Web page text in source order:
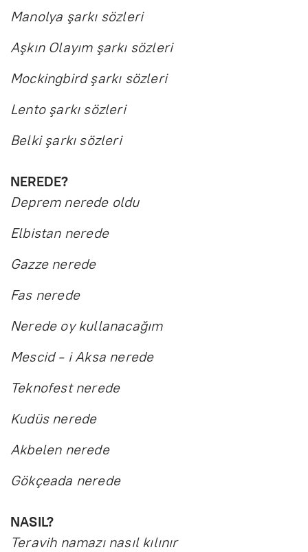
Manolya şarkı sözleri
Aşkın Olayım şarkı sözleri
Mockingbird şarkı sözleri
Lento şarkı sözleri
Belki şarkı sözleri
NEREDE?
Deprem nerede oldu
Elbistan nerede
Gazze nerede
Fas nerede
Nerede oy kullanacağım
Mescid - i Aksa nerede
Teknofest nerede
Kudüs nerede
Akbelen nerede
Gökçeada nerede
NASIL?
Teravih namazı nasıl kılınır